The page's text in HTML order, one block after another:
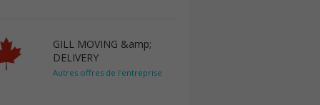
GILL MOVING &amp;
DELIVERY
Autres offres de l'entreprise